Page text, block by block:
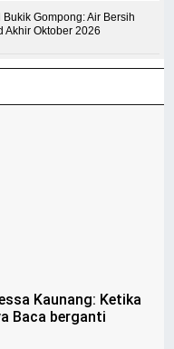
Gompong: Air Bersih
Akhir Oktober 2026
Kaunang: Ketika
Baca berganti